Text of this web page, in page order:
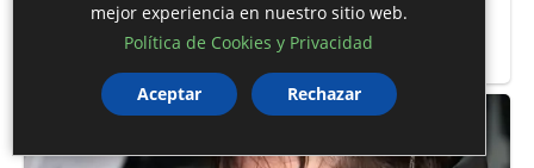
mejor experiencia en nuestro sitio web.
Política de Cookies y Privacidad
Aceptar Rechazar